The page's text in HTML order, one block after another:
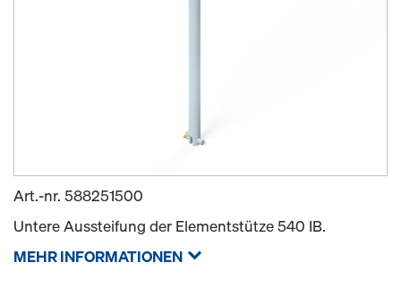
Art.-nr. 588251500
Untere Aussteifung der Elementstütze 540 IB.
MEHR INFORMATIONEN